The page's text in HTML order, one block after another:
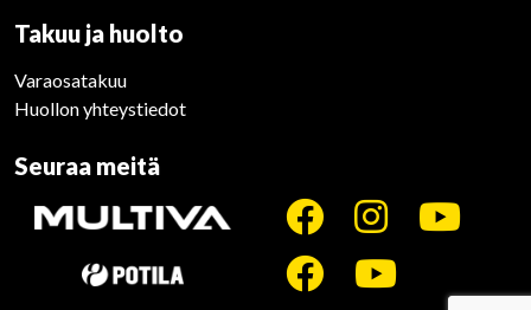
Takuu ja huolto
Varaosatakuu
Huollon yhteystiedot
Seuraa meitä